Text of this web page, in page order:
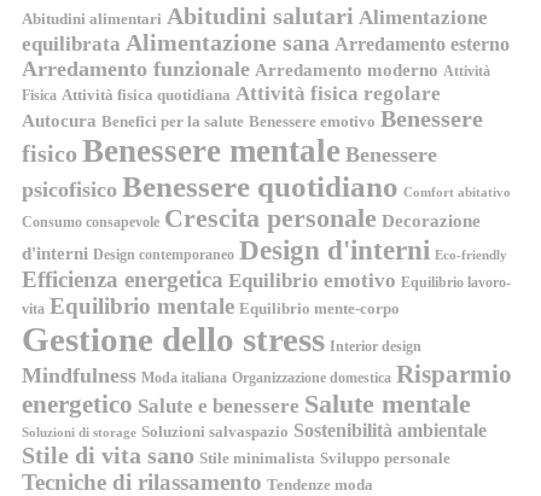
Abitudini alimentari Abitudini salutari Alimentazione
equilibrata Alimentazione sana Arredamento esterno
Arredamento funzionale Arredamento moderno Attività
Fisica Attività fisica quotidiana Attività fisica regolare
Autocura Benefici per la salute Benessere emotivo Benessere
fisico Benessere mentale Benessere
psicofisico Benessere quotidiano Comfort abitativo
Consumo consapevole Crescita personale Decorazione
d'interni Design contemporaneo Design d'interni Eco-friendly
Efficienza energetica Equilibrio emotivo Equilibrio lavoro-
vita Equilibrio mentale Equilibrio mente-corpo
Gestione dello stress Interior design
Mindfulness Moda italiana Organizzazione domestica Risparmio
energetico Salute e benessere Salute mentale
Soluzioni di storage Soluzioni salvaspazio Sostenibilità ambientale
Stile di vita sano Stile minimalista Sviluppo personale
Tecniche di rilassamento Tendenze moda